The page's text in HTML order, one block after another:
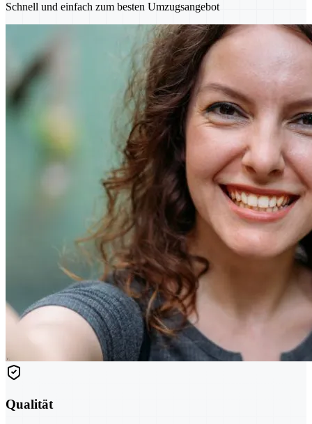
Schnell und einfach zum besten Umzugsangebot
Qualität